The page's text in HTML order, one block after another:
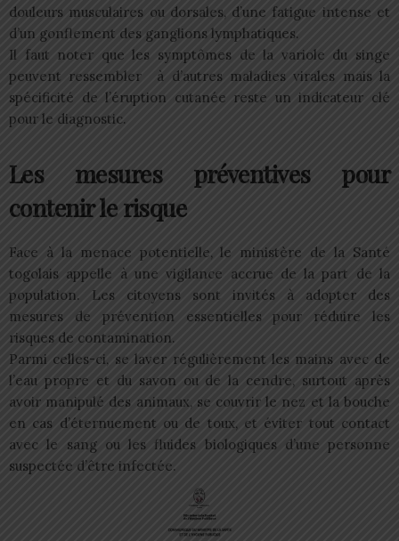
douleurs musculaires ou dorsales, d’une fatigue intense et
d’un gonflement des ganglions lymphatiques.
Il faut noter que les symptômes de la variole du singe
peuvent ressembler à d’autres maladies virales mais la
spécificité de l’éruption cutanée reste un indicateur clé
pour le diagnostic.
Les mesures préventives pour
contenir le risque
Face à la menace potentielle, le ministère de la Santé
togolais appelle à une vigilance accrue de la part de la
population. Les citoyens sont invités à adopter des
mesures de prévention essentielles pour réduire les
risques de contamination.
Parmi celles-ci, se laver régulièrement les mains avec de
l’eau propre et du savon ou de la cendre, surtout après
avoir manipulé des animaux, se couvrir le nez et la bouche
en cas d’éternuement ou de toux, et éviter tout contact
avec le sang ou les fluides biologiques d’une personne
suspectée d’être infectée.